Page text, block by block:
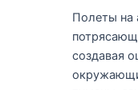
Полеты на
создавая